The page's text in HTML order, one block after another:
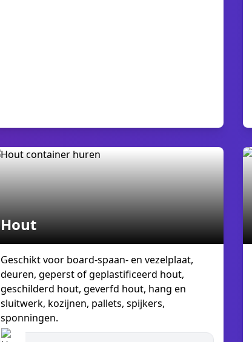
Hout
Geschikt voor board-spaan- en vezelplaat,
deuren, geperst of geplastificeerd hout,
geschilderd hout, geverfd hout, hang en
sluitwerk, kozijnen, pallets, spijkers,
sponningen.